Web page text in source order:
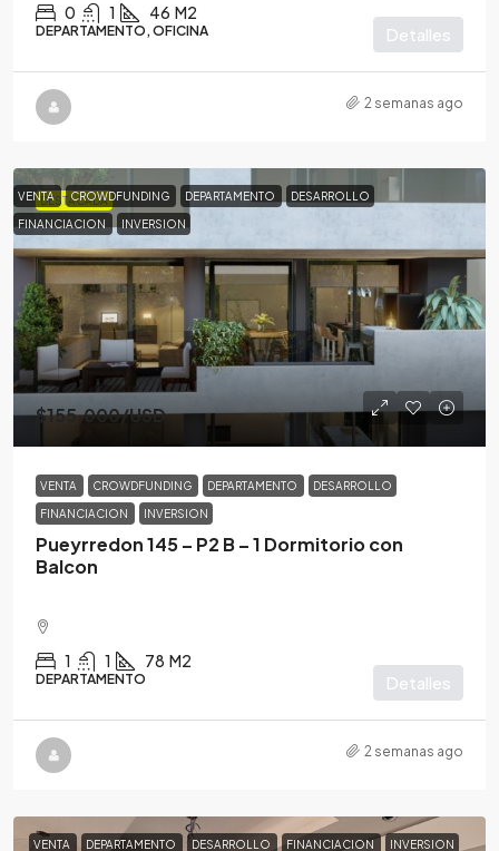
0 1 46 M2
DEPARTAMENTO, OFICINA Detalles
2 semanas ago
DESTACADA
VENTA CROWDFUNDING DEPARTAMENTO DESARROLLO
FINANCIACION INVERSION
$155,000/USD
VENTA CROWDFUNDING DEPARTAMENTO DESARROLLO
FINANCIACION INVERSION
Pueyrredon 145 – P2 B – 1 Dormitorio con
Balcon
1 1 78 M2
DEPARTAMENTO Detalles
2 semanas ago
VENTA DEPARTAMENTO DESARROLLO FINANCIACION INVERSION